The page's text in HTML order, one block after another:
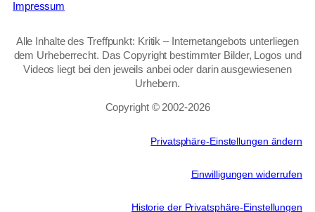
Impressum
Alle Inhalte des Treffpunkt: Kritik – Internetangebots unterliegen
dem Urheberrecht. Das Copyright bestimmter Bilder, Logos und
Videos liegt bei den jeweils anbei oder darin ausgewiesenen
Urhebern.
Copyright © 2002‑2026
Privatsphäre-Einstellungen ändern
Einwilligungen widerrufen
Historie der Privatsphäre-Einstellungen